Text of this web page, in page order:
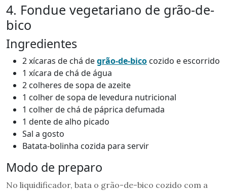
4. Fondue vegetariano de grão-de-
bico
Ingredientes
2 xícaras de chá degrão-de-bico cozido e escorrido
1 xícara de chá de água
2 colheres de sopa de azeite
1 colher de sopa de levedura nutricional
1 colher de chá de páprica defumada
1 dente de alho picado
Sal a gosto
Batata-bolinha cozida para servir
Modo de preparo
No liquidificador, bata o grão-de-bico cozido com a